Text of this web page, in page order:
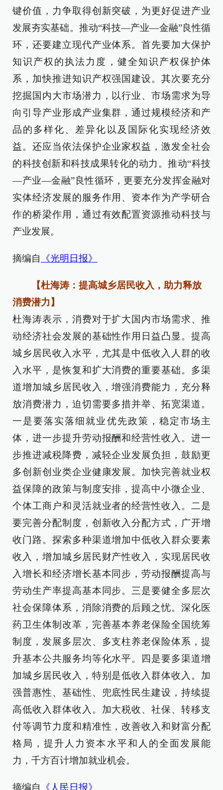
键价值，力争取得创新突破，为更好促进产业
发展夯实基础。推动“科技—产业—金融”良性循
环，还要建立现代产业体系。首先要加大保护
知识产权的执法力度，健全知识产权保护体
系，加快推进知识产权强国建设。其次要充分
挖掘国内大市场潜力，以行业、市场需求为导
向引导产业形成产业集群，通过规模经济和产
品的多样化、差异化以及国际化实现经济效
益。还应当依法保护企业家权益，激发全社会
的科技创新和科技成果转化的动力。推动“科技
—产业—金融”良性循环，更要充分发挥金融对
实体经济发展的服务作用、资本作为产学研合
作的桥梁作用，通过有效配置资源推动科技与
产业发展。
摘编自 《光明日报》
【杜海涛：提高城乡居民收入，助力释放
消费潜力】
杜海涛表示，消费对于扩大国内市场需求、推
动经济社会发展的基础性作用日益凸显。提高
城乡居民收入水平，尤其是中低收入人群的收
入水平，是恢复和扩大消费的重要基础。多渠
道增加城乡居民收入，增强消费能力，充分释
放消费潜力，迫切需要多措并举、拓宽渠道。
一是要落实落细就业优先政策，稳定市场主
体，进一步提升劳动报酬和经营性收入。进一
步推进减税降费，减轻企业发展负担，鼓励更
多创新创业类企业健康发展。加快完善就业权
益保障的政策与制度安排，提高中小微企业、
个体工商户和灵活就业者的经营性收入。二是
要完善分配制度，创新收入分配方式，广开增
收门路。探索多种渠道增加中低收入群众要素
收入，增加城乡居民财产性收入，实现居民收
入增长和经济增长基本同步，劳动报酬提高与
劳动生产率提高基本同步。三是要健全多层次
社会保障体系，消除消费的后顾之忧。深化医
药卫生体制改革，完善基本养老保险全国统筹
制度，发展多层次、多支柱养老保险体系，提
升基本公共服务均等化水平。四是要多渠道增
加城乡居民收入，特别是低收入群体收入。加
强普惠性、基础性、兜底性民生建设，持续提
高低收入群体收入。加大税收、社保、转移支
付等调节力度和精准性，改善收入和财富分配
格局，提升人力资本水平和人的全面发展能
力，千方百计增加就业机会。
摘编自 《人民日报》